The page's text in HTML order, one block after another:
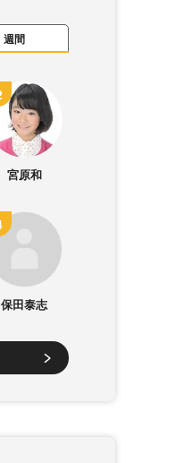
週間
宮原和
保田泰志